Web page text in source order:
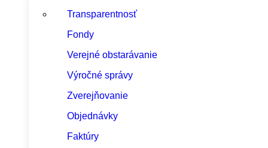
Transparentnosť
Fondy
Verejné obstarávanie
Výročné správy
Zverejňovanie
Objednávky
Faktúry